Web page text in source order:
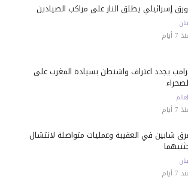
إسرائيلي يطلق النار على مراكب الصيادين
أيام
يجدد اعتراف واشنطن بسيادة المغرب على
أيام
شابين في العقيبة وعمليات متواصلة لانتشال
أيام